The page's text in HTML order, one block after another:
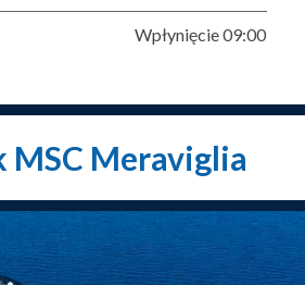
Wpłynięcie 09:00
MSC Meraviglia